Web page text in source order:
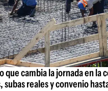
que cambia la jornada en la
subas reales y convenio